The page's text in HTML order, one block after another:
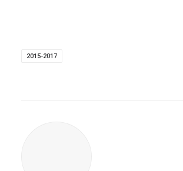
2015-2017